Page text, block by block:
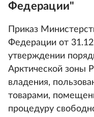
Федерации"
Приказ
Федерации от
утверждении
Арктической зоны
владения,
товарами,
процедуру